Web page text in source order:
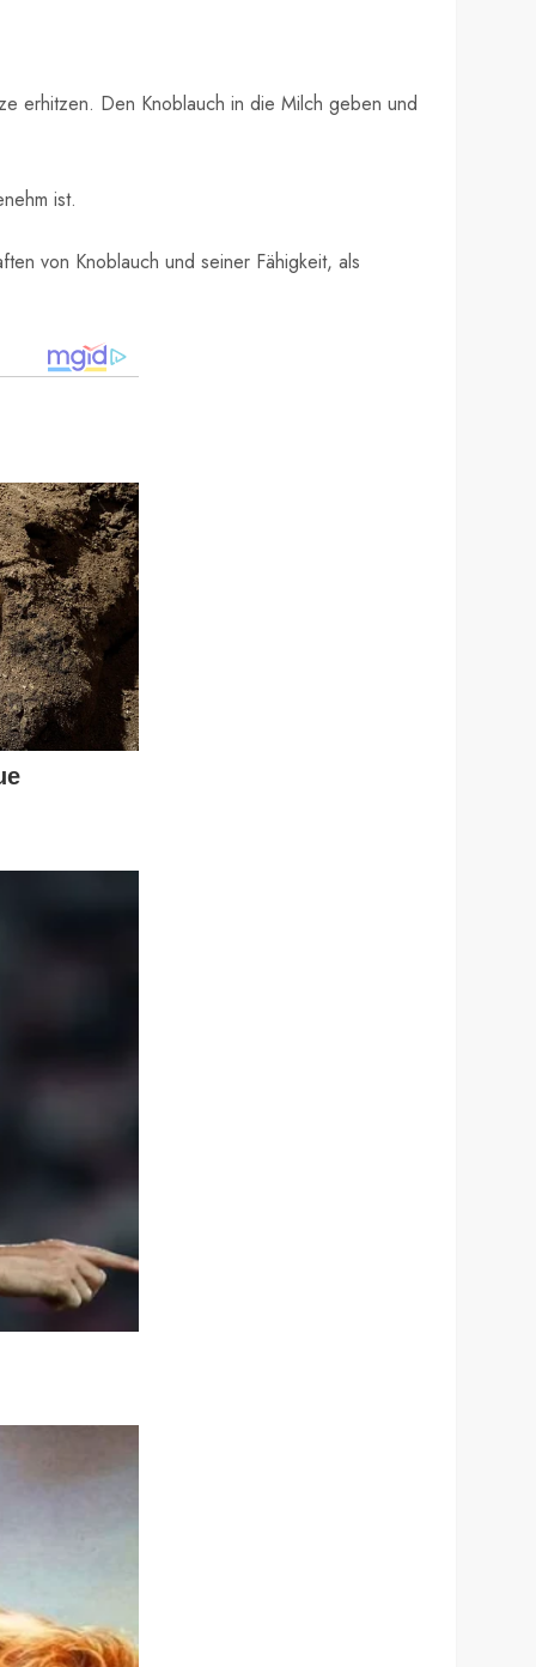
erhitzen. Den Knoblauch in die Milch geben und
ist.
von Knoblauch und seiner Fähigkeit, als